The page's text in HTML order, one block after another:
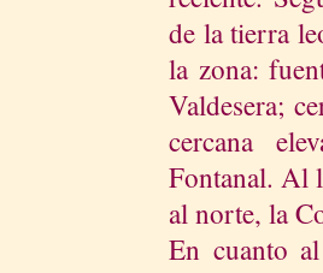
de la tierra
la zona:
Valdesera;
cercana
Fontanal. Al
al norte, la
En cuanto